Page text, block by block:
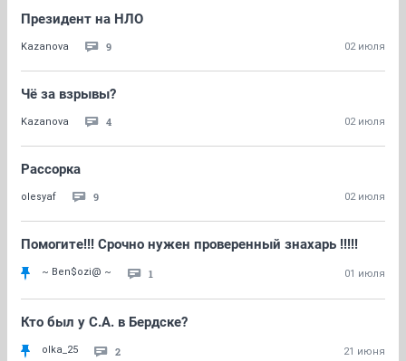
Президент на НЛО
Kazanova 9 02 июля
Чё за взрывы?
Kazanova 4 02 июля
Рассорка
olesyaf 9 02 июля
Помогите!!! Срочно нужен проверенный знахарь !!!!!
~ Ben$ozi@ ~ 1 01 июля
Кто был у С.А. в Бердске?
olka_25 2 21 июня